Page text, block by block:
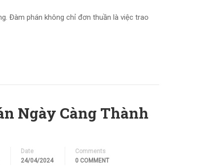
Đàm phán không chỉ đơn thuần là việc trao
Ngày Càng Thành
Date
24/04/2024
Comments
0 COMMENT